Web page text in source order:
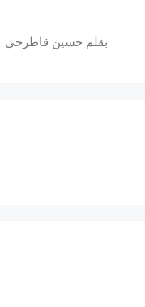
بقلم حسين قاطرجي